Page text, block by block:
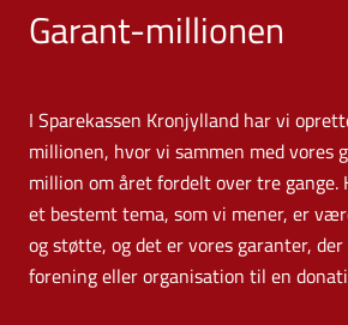
Garant-millionen
I Sparekassen Kronjylland har vi
millionen, hvor vi sammen med vores
million om året fordelt over tre gange.
et bestemt tema, som vi mener, er
og støtte, og det er vores garanter,
forening eller organisation til en